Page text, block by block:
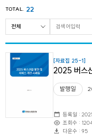
TOTAL. 22
[자료집 25-1]
2025 버스
발행일
등록일 :
조회수 :
다운수 : 95